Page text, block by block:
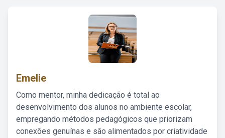
Emelie
Como mentor, minha dedicação é total ao
desenvolvimento dos alunos no ambiente escolar,
empregando métodos pedagógicos que priorizam
conexões genuínas e são alimentados por criatividade